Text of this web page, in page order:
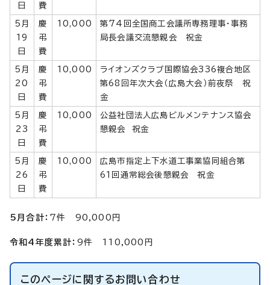
日
費
5月
19
日
慶
弔
費
10,000
第74回全国商工会議所専務理事・事務
局長会議交流懇親会 祝金
5月
20
日
慶
弔
費
10,000
ライオンズクラブ国際協会336複合地区
第68回年次大会（広島大会）前夜祭 祝
金
5月
23
日
慶
弔
費
10,000
公益社団法人広島ビルメンテナンス協会
懇親会 祝金
5月
26
日
慶
弔
費
10,000
広島市指定上下水道工事業協同組合第
61回通常総会後懇親会 祝金
5月合計： 7件 90,000円
令和4年度累計： 9件 110,000円
このページに関するお問い合わせ